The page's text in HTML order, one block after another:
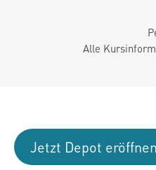
Alle
Jetzt Depot eröffnen